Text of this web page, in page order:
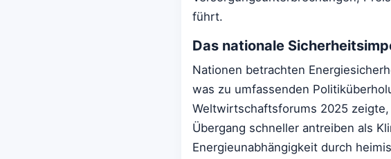
führt.
Das nationale
Nationen betrachten
was zu umfassenden
Weltwirtschaftsforums 2025
Übergang schneller antreiben als
Energieunabhängigkeit durch